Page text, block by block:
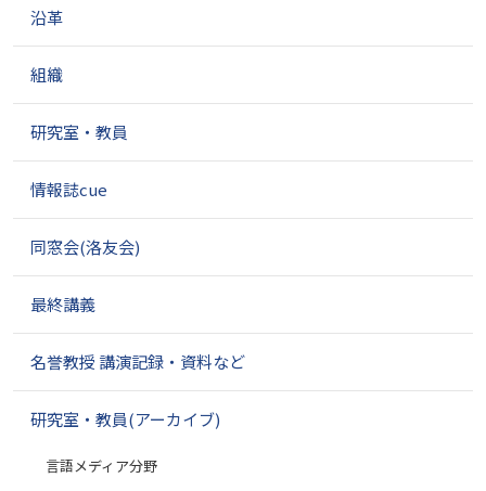
沿革
組織
研究室・教員
情報誌cue
同窓会(洛友会)
最終講義
名誉教授 講演記録・資料など
研究室・教員(アーカイブ)
言語メディア分野